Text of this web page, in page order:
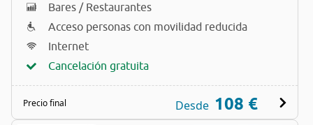
Bares / Restaurantes
Acceso personas con movilidad reducida
Internet
Cancelación gratuita
Precio final Desde 108 €